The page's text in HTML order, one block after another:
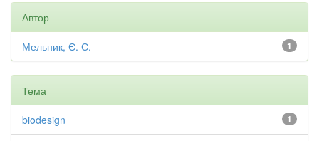
Автор
1
Мельник, Є. С.
Тема
1
biodesign